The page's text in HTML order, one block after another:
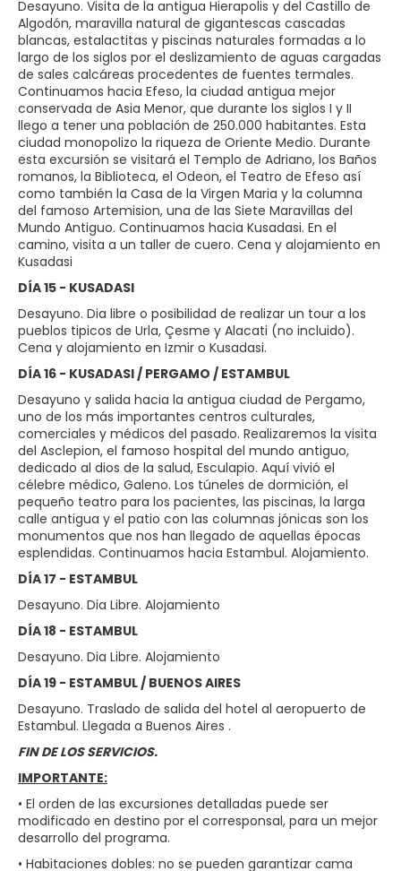
Desayuno. Visita de la antigua Hierapolis y del Castillo de
Algodón, maravilla natural de gigantescas cascadas
blancas, estalactitas y piscinas naturales formadas a lo
largo de los siglos por el deslizamiento de aguas cargadas
de sales calcáreas procedentes de fuentes termales.
Continuamos hacia Efeso, la ciudad antigua mejor
conservada de Asia Menor, que durante los siglos I y II
llego a tener una población de 250.000 habitantes. Esta
ciudad monopolizo la riqueza de Oriente Medio. Durante
esta excursión se visitará el Templo de Adriano, los Baños
romanos, la Biblioteca, el Odeon, el Teatro de Efeso así
como también la Casa de la Virgen Maria y la columna
del famoso Artemision, una de las Siete Maravillas del
Mundo Antiguo. Continuamos hacia Kusadasi. En el
camino, visita a un taller de cuero. Cena y alojamiento en
Kusadasi
DÍA 15 - KUSADASI
Desayuno. Dia libre o posibilidad de realizar un tour a los
pueblos tipicos de Urla, Çesme y Alacati (no incluido).
Cena y alojamiento en Izmir o Kusadasi.
DÍA 16 - KUSADASI / PERGAMO / ESTAMBUL
Desayuno y salida hacia la antigua ciudad de Pergamo,
uno de los más importantes centros culturales,
comerciales y médicos del pasado. Realizaremos la visita
del Asclepion, el famoso hospital del mundo antiguo,
dedicado al dios de la salud, Esculapio. Aquí vivió el
célebre médico, Galeno. Los túneles de dormición, el
pequeño teatro para los pacientes, las piscinas, la larga
calle antigua y el patio con las columnas jónicas son los
monumentos que nos han llegado de aquellas épocas
esplendidas. Continuamos hacia Estambul. Alojamiento.
DÍA 17 - ESTAMBUL
Desayuno. Dia Libre. Alojamiento
DÍA 18 - ESTAMBUL
Desayuno. Dia Libre. Alojamiento
DÍA 19 - ESTAMBUL / BUENOS AIRES
Desayuno. Traslado de salida del hotel al aeropuerto de
Estambul. Llegada a Buenos Aires .
FIN DE LOS SERVICIOS.
IMPORTANTE:
• El orden de las excursiones detalladas puede ser
modificado en destino por el corresponsal, para un mejor
desarrollo del programa.
• Habitaciones dobles: no se pueden garantizar cama